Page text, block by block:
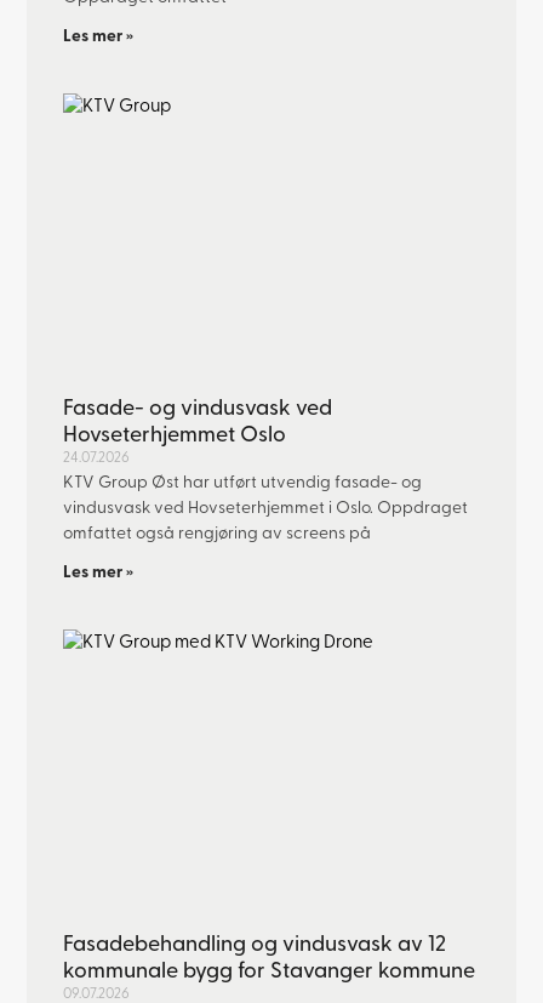
Les mer »
Fasade- og vindusvask ved
Hovseterhjemmet Oslo
24.07.2026
KTV Group Øst har utført utvendig fasade- og
vindusvask ved Hovseterhjemmet i Oslo. Oppdraget
omfattet også rengjøring av screens på
Les mer »
Fasadebehandling og vindusvask av 12
kommunale bygg for Stavanger kommune
09.07.2026